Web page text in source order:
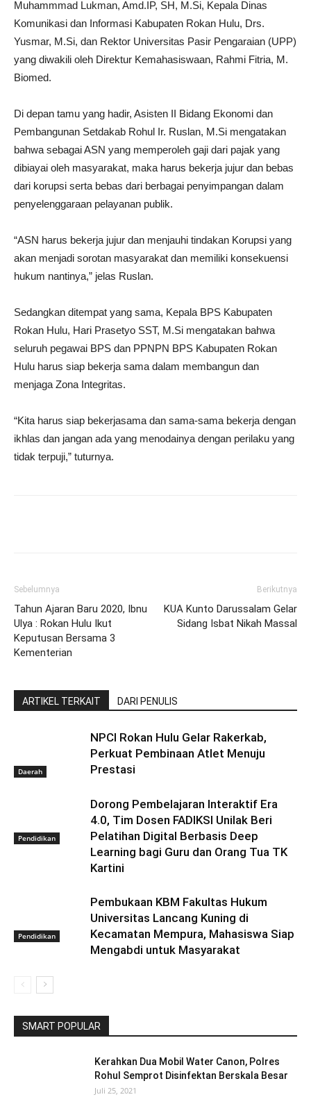
Muhammmad Lukman, Amd.IP, SH, M.Si, Kepala Dinas
Komunikasi dan Informasi Kabupaten Rokan Hulu, Drs.
Yusmar, M.Si, dan Rektor Universitas Pasir Pengaraian (UPP)
yang diwakili oleh Direktur Kemahasiswaan, Rahmi Fitria, M.
Biomed.
Di depan tamu yang hadir, Asisten II Bidang Ekonomi dan
Pembangunan Setdakab Rohul Ir. Ruslan, M.Si mengatakan
bahwa sebagai ASN yang memperoleh gaji dari pajak yang
dibiayai oleh masyarakat, maka harus bekerja jujur dan bebas
dari korupsi serta bebas dari berbagai penyimpangan dalam
penyelenggaraan pelayanan publik.
“ASN harus bekerja jujur dan menjauhi tindakan Korupsi yang
akan menjadi sorotan masyarakat dan memiliki konsekuensi
hukum nantinya,” jelas Ruslan.
Sedangkan ditempat yang sama, Kepala BPS Kabupaten
Rokan Hulu, Hari Prasetyo SST, M.Si mengatakan bahwa
seluruh pegawai BPS dan PPNPN BPS Kabupaten Rokan
Hulu harus siap bekerja sama dalam membangun dan
menjaga Zona Integritas.
“Kita harus siap bekerjasama dan sama-sama bekerja dengan
ikhlas dan jangan ada yang menodainya dengan perilaku yang
tidak terpuji,” tuturnya.
Sebelumnya
Tahun Ajaran Baru 2020, Ibnu
Ulya : Rokan Hulu Ikut
Keputusan Bersama 3
Kementerian
Berikutnya
KUA Kunto Darussalam Gelar
Sidang Isbat Nikah Massal
ARTIKEL TERKAIT DARI PENULIS
Daerah
NPCI Rokan Hulu Gelar Rakerkab,
Perkuat Pembinaan Atlet Menuju
Prestasi
Pendidikan
Dorong Pembelajaran Interaktif Era
4.0, Tim Dosen FADIKSI Unilak Beri
Pelatihan Digital Berbasis Deep
Learning bagi Guru dan Orang Tua TK
Kartini
Pendidikan
Pembukaan KBM Fakultas Hukum
Universitas Lancang Kuning di
Kecamatan Mempura, Mahasiswa Siap
Mengabdi untuk Masyarakat
SMART POPULAR
Kerahkan Dua Mobil Water Canon, Polres
Rohul Semprot Disinfektan Berskala Besar
Juli 25, 2021